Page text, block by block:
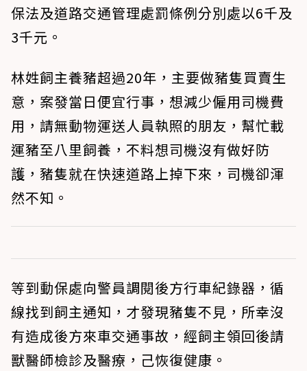
保法及道路交通管理處罰條例分別處以6千及
3千元。
林姓飼主養豬超過20年，主要做豬隻買賣生
意，案發當日便宜行事，想減少僱用司機費
用，請無動物運送人員執照的朋友，幫忙載
運豬至八里飼養，不料想司機沒有做好防
護，豬隻就在快速道路上掉下來，司機卻渾
然不知。
等到動保處向警員調閱後方行車紀錄器，循
線找到飼主通知，才發現豬隻不見，所幸沒
有造成後方來車交通事故，經飼主領回後請
獸醫師檢診及醫療，己恢復健康。